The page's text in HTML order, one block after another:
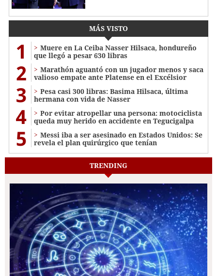
MÁS VISTO
1
Muere en La Ceiba Nasser Hilsaca, hondureño
que llegó a pesar 630 libras
2
Marathón aguantó con un jugador menos y saca
valioso empate ante Platense en el Excélsior
3
Pesa casi 300 libras: Basima Hilsaca, última
hermana con vida de Nasser
4
Por evitar atropellar una persona: motociclista
queda muy herido en accidente en Tegucigalpa
5
Messi iba a ser asesinado en Estados Unidos: Se
revela el plan quirúrgico que tenían
TRENDING